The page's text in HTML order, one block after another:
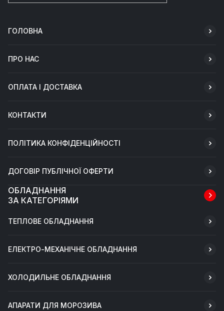
ГОЛОВНА
ПРО НАС
ОПЛАТА І ДОСТАВКА
КОНТАКТИ
ПОЛІТИКА КОНФІДЕНЦІЙНОСТІ
ДОГОВІР ПУБЛІЧНОЇ ОФЕРТИ
ОБЛАДНАННЯ
ЗА КАТЕГОРІЯМИ
ТЕПЛОВЕ ОБЛАДНАННЯ
ЕЛЕКТРО-МЕХАНІЧНЕ ОБЛАДНАННЯ
ХОЛОДИЛЬНЕ ОБЛАДНАННЯ
АПАРАТИ ДЛЯ МОРОЗИВА